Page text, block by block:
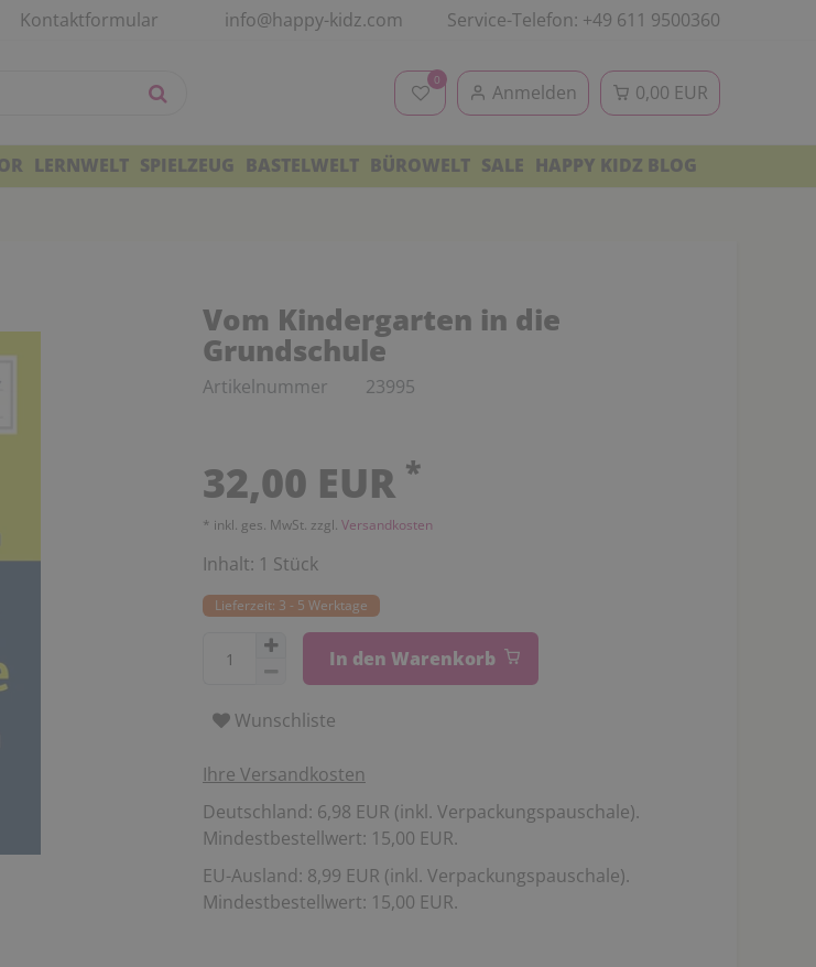
Kontaktformular info@happy-kidz.com Service-Telefon: +49 611 9500360
0
Anmelden 0,00 EUR
LERNWELT SPIELZEUG BASTELWELT BÜROWELT SALE HAPPY KIDZ BLOG
Vom Kindergarten in die
Grundschule
Artikelnummer 23995
32,00 EUR *
* inkl. ges. MwSt. zzgl. Versandkosten
Inhalt: 1 Stück
Lieferzeit: 3 - 5 Werktage
In den Warenkorb
Wunschliste
Ihre Versandkosten
Deutschland: 6,98 EUR (inkl. Verpackungspauschale).
Mindestbestellwert: 15,00 EUR.
EU-Ausland: 8,99 EUR (inkl. Verpackungspauschale).
Mindestbestellwert: 15,00 EUR.